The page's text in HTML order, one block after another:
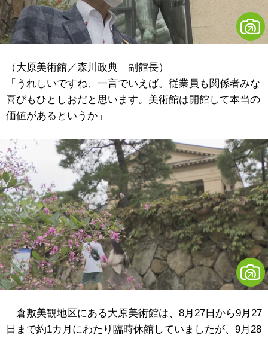
（大原美術館／森川政典 副館長）
「うれしいですね、一言でいえば。従業員も関係者みな
喜びもひとしおだと思います。美術館は開館して本当の
価値があるというか」
倉敷美観地区にある大原美術館は、8月27日から9月27
日まで約1カ月にわたり臨時休館していましたが、9月28